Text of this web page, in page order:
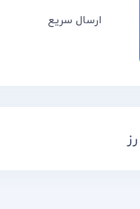
ارسال سریع